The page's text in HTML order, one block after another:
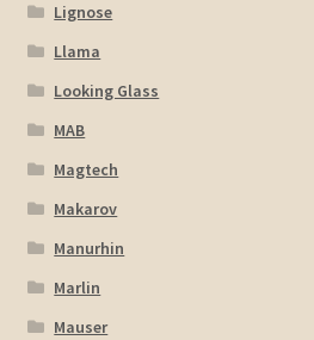
Lignose
Llama
Looking Glass
MAB
Magtech
Makarov
Manurhin
Marlin
Mauser